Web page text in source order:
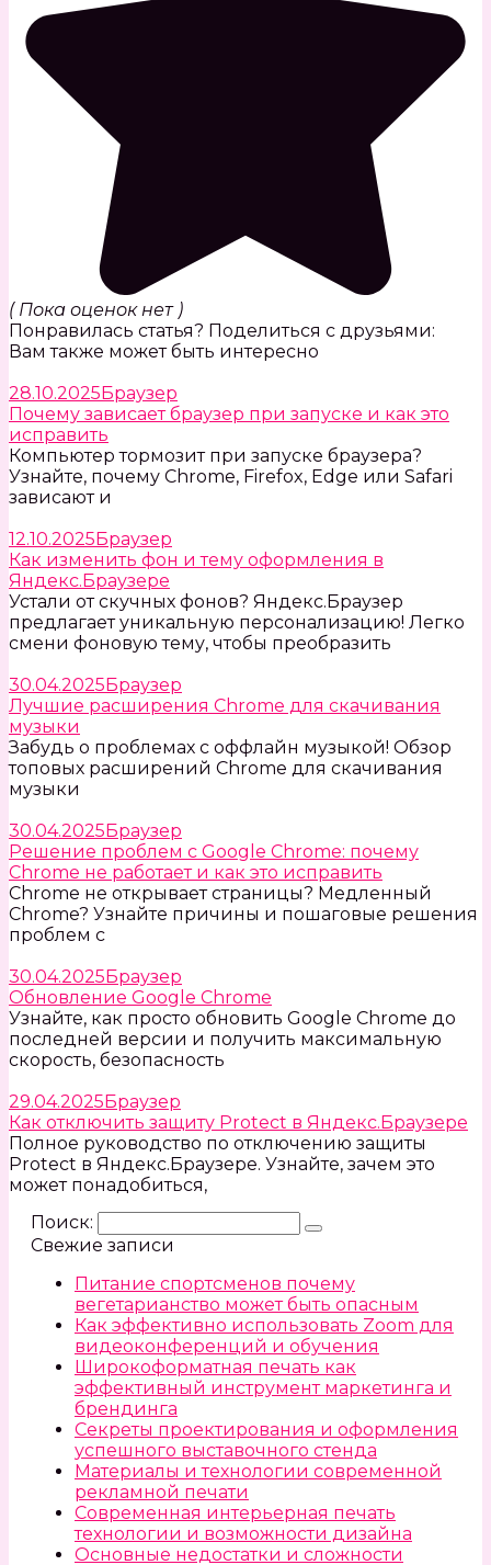
( Пока оценок нет )
Понравилась статья? Поделиться с друзьями:
Вам также может быть интересно
28.10.2025Браузер
Почему зависает браузер при запуске и как это
исправить
Компьютер тормозит при запуске браузера?
Узнайте, почему Chrome, Firefox, Edge или Safari
зависают и
12.10.2025Браузер
Как изменить фон и тему оформления в
Яндекс.Браузере
Устали от скучных фонов? Яндекс.Браузер
предлагает уникальную персонализацию! Легко
смени фоновую тему, чтобы преобразить
30.04.2025Браузер
Лучшие расширения Chrome для скачивания
музыки
Забудь о проблемах с оффлайн музыкой! Обзор
топовых расширений Chrome для скачивания
музыки
30.04.2025Браузер
Решение проблем с Google Chrome: почему
Chrome не работает и как это исправить
Chrome не открывает страницы? Медленный
Chrome? Узнайте причины и пошаговые решения
проблем с
30.04.2025Браузер
Обновление Google Chrome
Узнайте, как просто обновить Google Chrome до
последней версии и получить максимальную
скорость, безопасность
29.04.2025Браузер
Как отключить защиту Protect в Яндекс.Браузере
Полное руководство по отключению защиты
Protect в Яндекс.Браузере. Узнайте, зачем это
может понадобиться,
Поиск:
Свежие записи
Питание спортсменов почему
вегетарианство может быть опасным
Как эффективно использовать Zoom для
видеоконференций и обучения
Широкоформатная печать как
эффективный инструмент маркетинга и
брендинга
Секреты проектирования и оформления
успешного выставочного стенда
Материалы и технологии современной
рекламной печати
Современная интерьерная печать
технологии и возможности дизайна
Основные недостатки и сложности